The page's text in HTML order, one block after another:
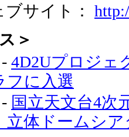
サイト：
＞
4D2Uプロジェ
フに入選
国立天文台4次
立体ドームシ